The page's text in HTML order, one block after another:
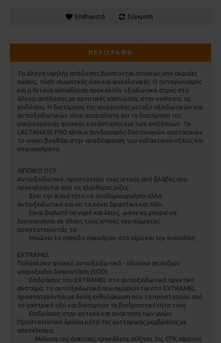
Επιθυμητό Σύγκριση
ΠΕΡΙΓΡΑΦΉ
Τα άλογα υψηλής απόδοσης βρίσκονται συνεχώς υπό ακραίες
πιέσεις, τόσο σωματικές όσο και ψυχολογικές. Ο ανταγωνισμός
και η έντονη εκπαίδευση προκαλούν οξειδωτικό στρες στα
άλογα απόδοσης με αρνητικές επιπτώσεις στην υγεία και τις
επιδόσεις. Η διατήρηση της ισορροπίας μεταξύ οξειδωτικών και
αντιοξειδωτικών είναι απαραίτητη για τη διατήρηση της
μακροχρόνιας φυσικής κατάστασης και των επιδόσεων. Το
LACTANASE PRO είναι ο συνδυασμός δύο ισχυρών συστατικών
το οποίο βοηθάει στην αποδέσμευση του γαλακτικού οξέως και
στα πιασίματα.
ΛΙΠΟΙΚΟ ΟΞΥ
Αντιοξειδωτικό, προστατεύει τους ιστούς από βλάβες που
προκαλούνται από τις ελεύθερες ρίζες.
Έχει την ικανότητα να αναδημιουργήσει άλλα
αντιοξειδωτικά και να τα κάνει δραστικά και πάλι
Είναι διαλυτό σε νερό και λίπος, ώστε να μπορεί να
λειτουργήσει σε όλους τους ιστούς του σώματος
προστατεύοντάς τα
Μειώνει τα επίπεδα σακχάρου στο αίμα και την ινσουλίνη
EXTRAMEL
Πολύπλοκο φυσικό αντιοξειδωτικό - πλούσιο σε ένζυμο
υπεροξειδιο δισμουτάση (SOD)
Επιδράσεις του EXTRAMEL στο αντιοξειδωτικό αμυντικό
σύστημα: τα αντιοξειδωτικά που περιέχονται στο EXTRAMEL
προστατεύονται με διπλή ενθυλάκωση που τα προστατεύει από
το γαστρικό οξύ και διατηρούν τη βιοδραστικότητα τους
Επιδράσεις στην αντοχή και ανάκτηση των μυών:
Προστατευτική δράση κατά της κυτταρικής μεμβράνης με
αποτέλεσμα:
Μείωση της άσκησης προκάλεσε αύξηση της CPK αίματος